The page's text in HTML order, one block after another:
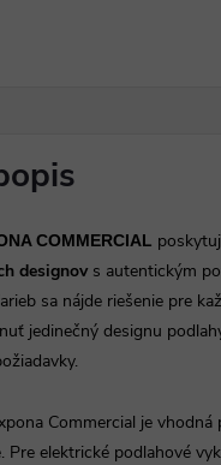
COMMERCIAL
designov s autentickým
sa nájde riešenie pre
jedinečný designu
Commercial je vhodná
Pre elektrické podlahové